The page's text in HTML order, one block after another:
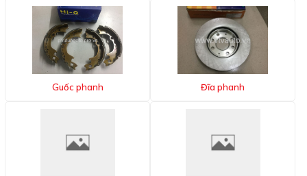
Guốc phanh Đĩa phanh